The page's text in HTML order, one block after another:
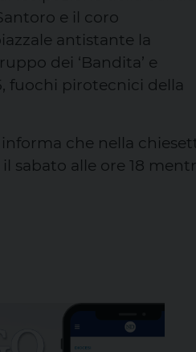
e il coro
antistante la
dei ‘Bandita’ e
fuochi pirotecnici della
che nella
sabato alle ore 18